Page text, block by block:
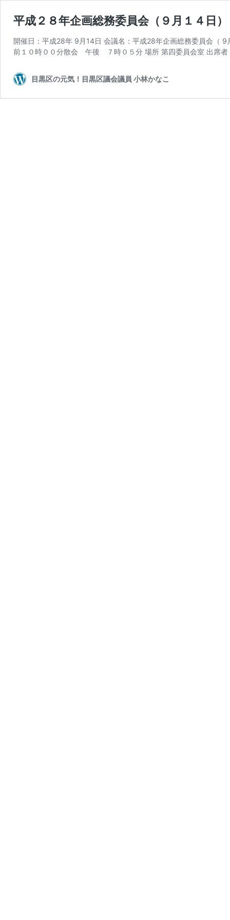
平成２８年企画総務委員会（９月１４日）
開催日：平成28年 9月14日 会議名：平成28年企画総務委員会（
前１０時００分散会 午後 ７時０５分 場所 第四委員会室 出席
目黒区の元気！目黒区議会議員 小林かなこ